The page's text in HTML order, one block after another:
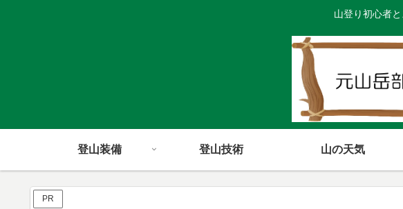
山登り初心者
登山装備 登山技術 山の天気
PR